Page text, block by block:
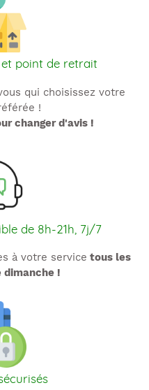
point de retrait
qui choisissez votre
!
changer d'avis !
de 8h-21h, 7j/7
à votre service tous les
dimanche !